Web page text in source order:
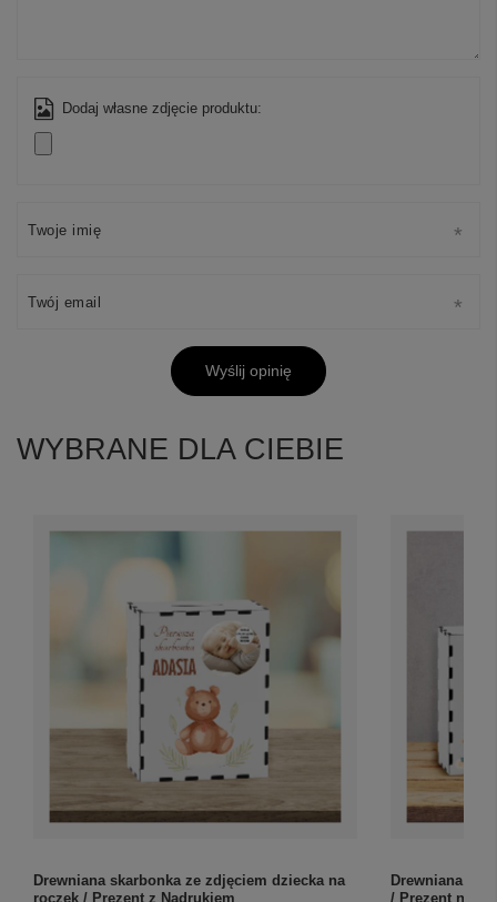
Dodaj własne zdjęcie produktu:
Twoje imię
Twój email
Wyślij opinię
WYBRANE DLA CIEBIE
Drewniana skarbonka ze zdjęciem dziecka na
roczek / Prezent z Nadrukiem
Drewniana
/ Prezent na